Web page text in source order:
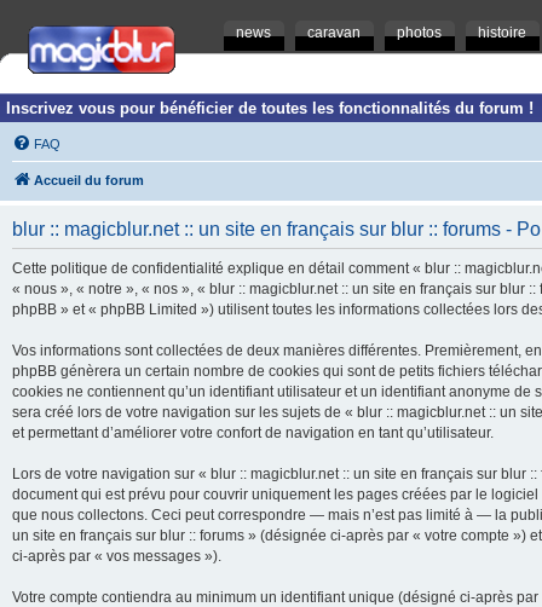
news caravan photos histoire
Inscrivez vous pour bénéficier de toutes les fonctionnalités du forum !
FAQ
Accueil du forum
blur :: magicblur.net :: un site en français sur blur :: forums -
Cette politique de confidentialité explique en détail comment « blur ::
« nous », « notre », « nos », « blur :: magicblur.net :: un site en français sur blur
phpBB » et « phpBB Limited ») utilisent toutes les informations collectées lors
Vos informations sont collectées de deux manières différentes. Premièrement,
phpBB génèrera un certain nombre de cookies qui sont de petits fichiers
cookies ne contiennent qu’un identifiant utilisateur et un identifiant anonyme
sera créé lors de votre navigation sur les sujets de « blur :: magicblur.net :: un
et permettant d’améliorer votre confort de navigation en tant qu’utilisateur.
Lors de votre navigation sur « blur :: magicblur.net :: un site en français sur
document qui est prévu pour couvrir uniquement les pages créées par le
que nous collectons. Ceci peut correspondre — mais n’est pas limité à — la
un site en français sur blur :: forums » (désignée ci-après par « votre compte
ci-après par « vos messages »).
Votre compte contiendra au minimum un identifiant unique (désigné ci-après